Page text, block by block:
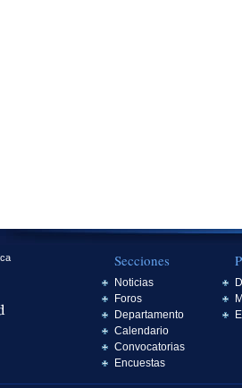
Secciones
Noticias
Foros
Departamento
Calendario
Convocatorias
Encuestas